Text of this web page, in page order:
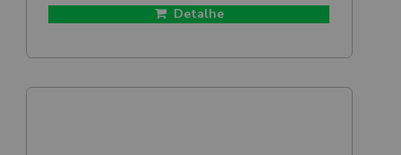
Detalhe